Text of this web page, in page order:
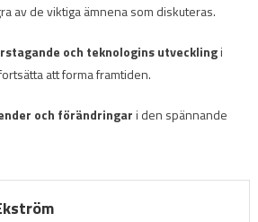
av de viktiga ämnena som diskuteras.
och teknologins utvecklingi
att forma framtiden.
och förändringari den spännande